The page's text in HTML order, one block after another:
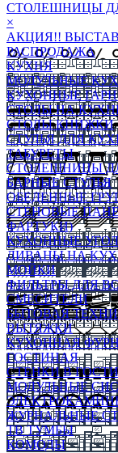
СТОЛЕШНИЦЫ
×
АКЦИЯ!!
РАСПРОДАЖА
КУХНЯ
МОДУЛЬНЫЕ
КУХОННЫЕ
СТОЛЫ НА
СТОЛЫ КНИЖКИ
СТУЛЬЯ ДЛЯ
ТАБУРЕТЫ
СТОЛЕШНИЦЫ
БАРНЫЕ СТУЛЬЯ
ОБЕДЕННЫЕ
СТЕНОВЫЕ
ФАРТУКИ)
КУХОННЫЕ
ДИВАНЫ НА
МОЙКИ
ФИЛЬТРЫ ДЛЯ
СМЕСИТЕЛИ
БЫТОВАЯ
ВЫТЯЖКИ
КУХОННАЯ
ГОСТИНАЯ
СТЕНКИ В
МОДУЛЬНЫЕ
ЖУРНАЛЬНЫЕ
ТВ ТУМБЫ
КОМОДЫ